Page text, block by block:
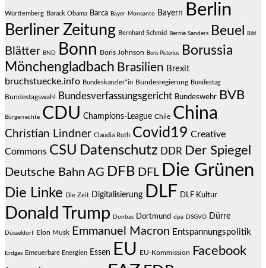
Württemberg Barack Obama Barca Bayer-Monsanto Bayern Berlin
Berliner Zeitung Bernhard Schmid Bernie Sanders Beuel Bild
Blätter BND Bonn Boris Johnson Boris Pistorius
Borussia
Mönchengladbach Brasilien Brexit
bruchstuecke.info Bundeskanzler*in Bundesregierung Bundestag
Bundestagswahl Bundesverfassungsgericht Bundeswehr BVB
Bürgerrechte CDU Champions-League Chile China
Christian Lindner Claudia Roth Covid19 Creative
Commons CSU Datenschutz DDR Der Spiegel
Deutsche Bahn AG DFB DFL Die Grünen
Die Linke Die Zeit Digitalisierung DLF DLF Kultur
Donald Trump Donbas Dortmund dpa DSGVO Dürre
Düsseldorf Elon Musk Emmanuel Macron Entspannungspolitik
Erdgas Erneuerbare Energien Essen EU EU-Kommission
Facebook